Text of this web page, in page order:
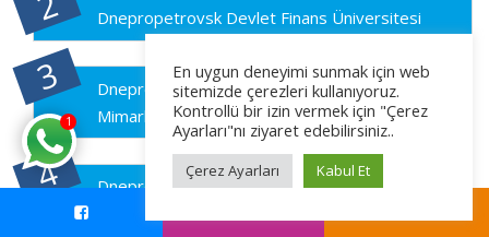
Dnepropetrovsk Devlet Finans Üniversitesi
Dnepropetrovsk Devlet İnşaat Mühendisliği ve
Mimarlık Üniversitesi
Dnepropetrovsk Devlet Spor ve Beden Eğitimi
1
En uygun deneyimi sunmak için web
sitemizde çerezleri kullanıyoruz.
Kontrollü bir izin vermek için "Çerez
Ayarları"nı ziyaret edebilirsiniz..
Çerez Ayarları Kabul Et